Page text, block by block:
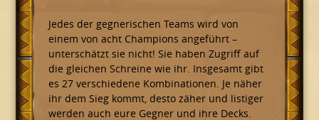
Jedes der gegnerischen Teams wird von
einem von acht Champions angeführt –
unterschätzt sie nicht! Sie haben Zugriff auf
die gleichen Schreine wie ihr. Insgesamt gibt
es 27 verschiedene Kombinationen. Je näher
ihr dem Sieg kommt, desto zäher und listiger
werden auch eure Gegner und ihre Decks.